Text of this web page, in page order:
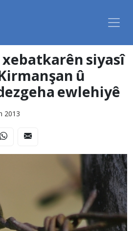
siyasî
û
ewlehiyê
2013